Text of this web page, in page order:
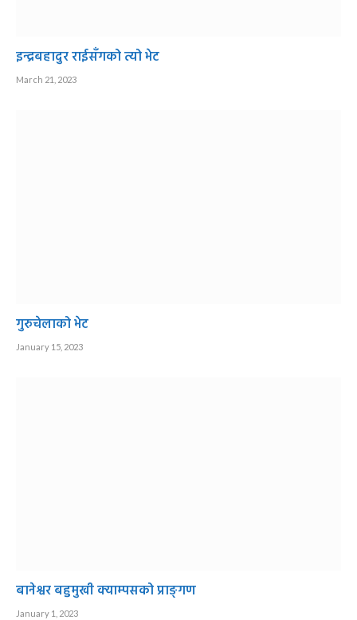
इन्द्रबहादुर राईसँगको त्यो भेट
March 21, 2023
गुरुचेलाको भेट
January 15, 2023
बानेश्वर बहुमुखी क्याम्पसको प्राङ्गण
January 1, 2023